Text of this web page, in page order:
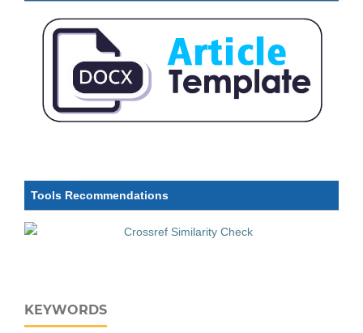
Tools Recommendations
KEYWORDS